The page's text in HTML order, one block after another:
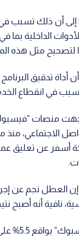
إلى أن ذلك تسبب
الداخلية بما
لتصحيح مثل هذه
أداة تدقيق
في انقطاع
منصات
الاجتماعي، منذ
أسفر عن تعليق
العطل نجم عن
نافية أنه أصبح
وتراجعت